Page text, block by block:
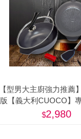
【型男大主廚強力推薦
版【義大利CUOCO】
S3-IH大寶鍋34cm(
2,980